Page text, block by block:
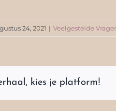
24, 2021 | Veelgestelde
kies je platform!